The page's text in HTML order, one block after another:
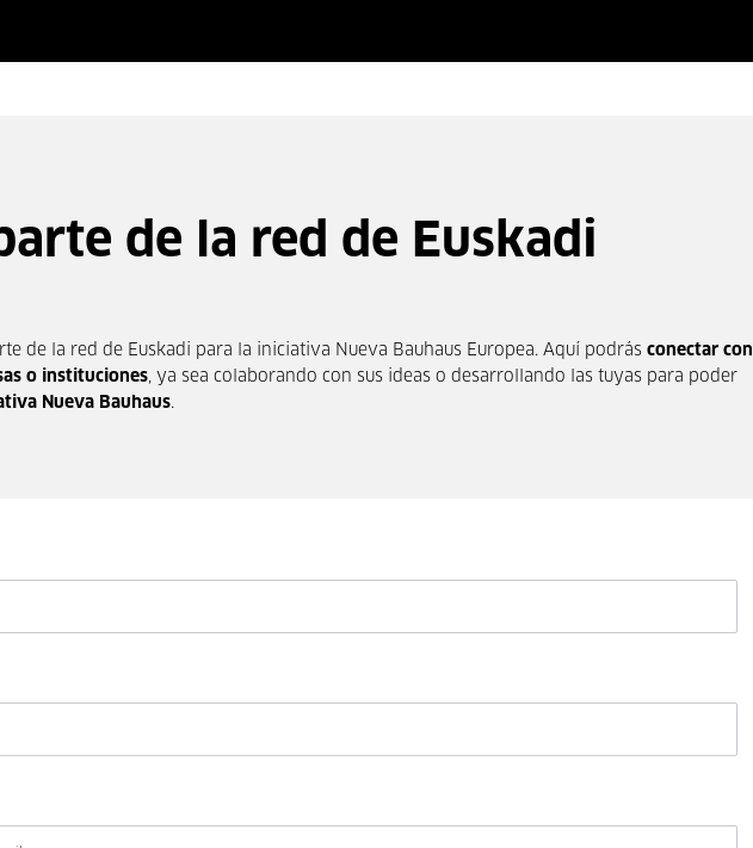
de la red de Euskadi
de la red de Euskadi para la iniciativa Nueva Bauhaus Europea. Aquí podrás conectar con
o instituciones, ya sea colaborando con sus ideas o desarrollando las tuyas para poder
Nueva Bauhaus.